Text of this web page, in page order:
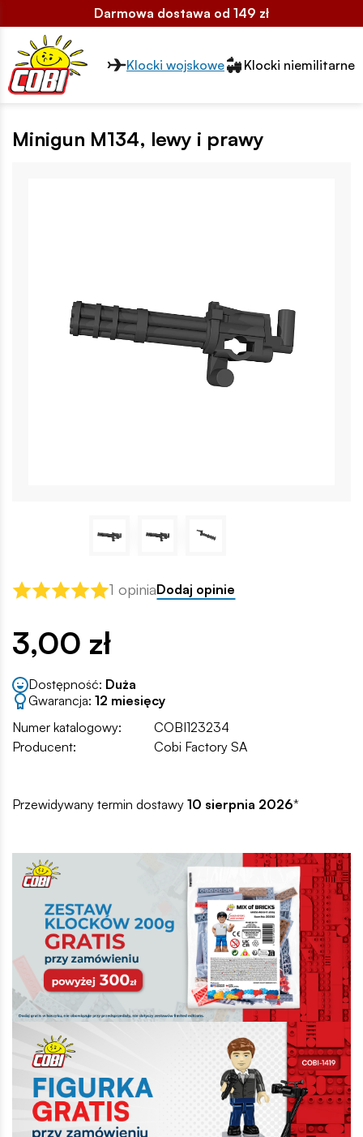
Darmowa dostawa od 149 zł
Przełącznik segmentów2
Klocki wojskowe Klocki niemilitarne
Minigun M134, lewy i prawy
1 opiniaDodaj opinie
3,00 zł
Dostępność: Duża
Gwarancja: 12 miesięcy
Numer katalogowy:
COBI123234
Producent:
Cobi Factory SA
Przewidywany termin dostawy 10 sierpnia 2026*